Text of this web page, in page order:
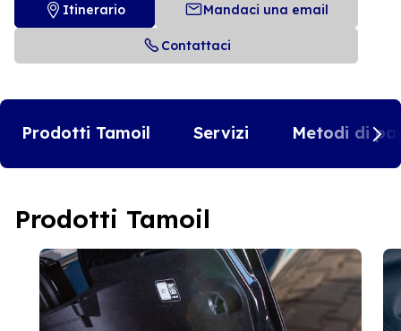
Itinerario Mandaci una email
Contattaci
Prodotti Tamoil Servizi Metodi di
Prodotti Tamoil